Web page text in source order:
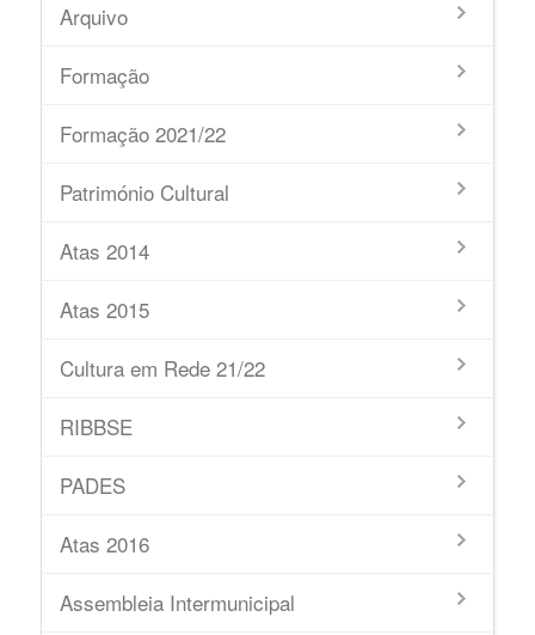
Arquivo
Formação
Formação 2021/22
Património Cultural
Atas 2014
Atas 2015
Cultura em Rede 21/22
RIBBSE
PADES
Atas 2016
Assembleia Intermunicipal